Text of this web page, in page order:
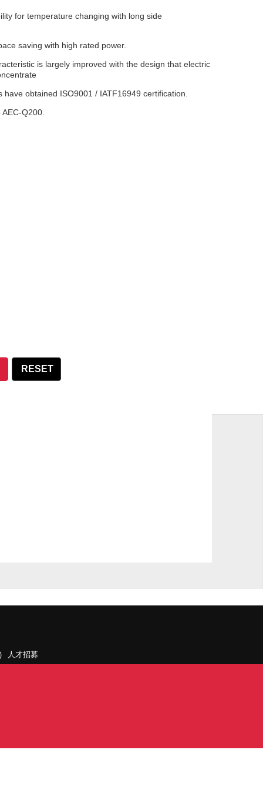
for temperature changing with long side
saving with high rated power.
is largely improved with the design that electric
have obtained ISO9001 / IATF16949 certification.
Q200.
RESET
人才招募